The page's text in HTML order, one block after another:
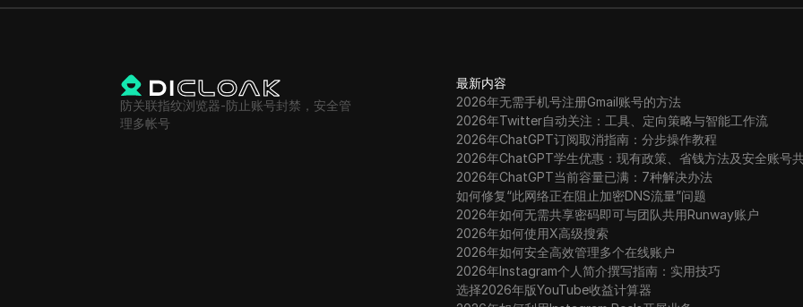
防关联指纹浏览器-防止账号封禁，安全管
理多帐号
最新内容
2026年无需手机号注册Gmail账号的方法
2026年Twitter自动关注：工具、定向策略与智能工作流
2026年ChatGPT订阅取消指南：分步操作教程
2026年ChatGPT学生优惠：现有政策、省钱方法及安全账号
2026年ChatGPT当前容量已满：7种解决办法
如何修复“此网络正在阻止加密DNS流量”问题
2026年如何无需共享密码即可与团队共用Runway账户
2026年如何使用X高级搜索
2026年如何安全高效管理多个在线账户
2026年Instagram个人简介撰写指南：实用技巧
选择2026年版YouTube收益计算器